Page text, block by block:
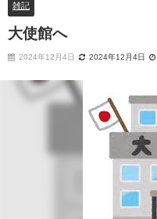
雑記
大使館へ
2024年12月4日 2024年12月4日